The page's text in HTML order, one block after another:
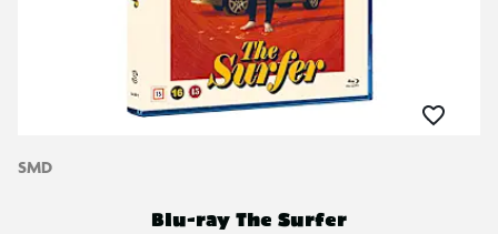
SMD
Blu-ray The Surfer